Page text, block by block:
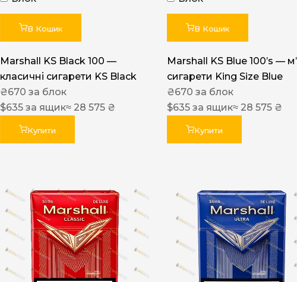
Nistru
PULL
Focus
De Santis
MONUS
NERO
В Кошик
Marshall KS Black 100 —
класичні сигарети KS Black
₴670 за блок
$635 за ящик≈ 28 575 ₴
Купити
В Кошик
Marshall KS Blue 100’s —
сигарети King Size Blue
₴670 за блок
$635 за ящик≈ 28 575 ₴
Купити